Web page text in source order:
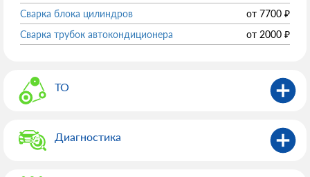
Сварка блока цилиндров
от 7700 ₽
Сварка трубок автокондиционера
от 2000 ₽
ТО
Диагностика